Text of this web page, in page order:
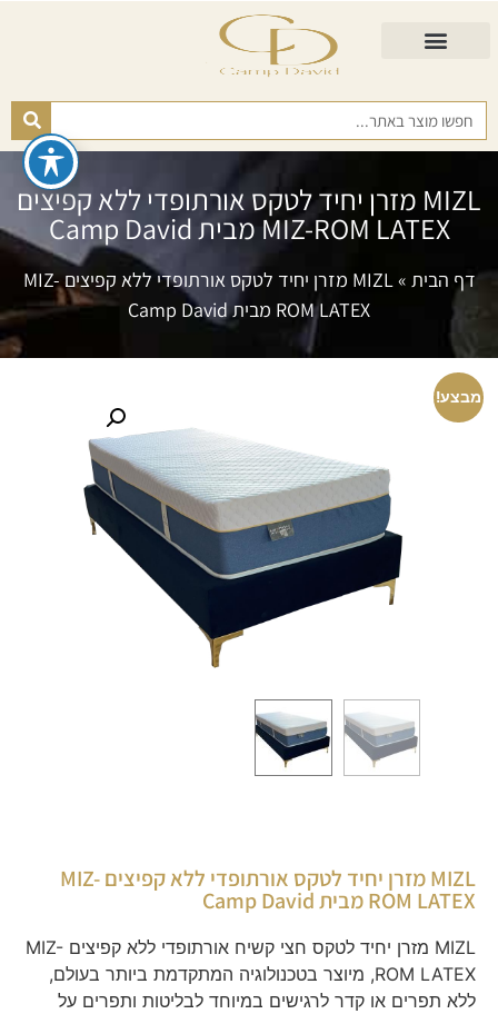
MIZL מזרן יחיד לטקס אורתופדי ללא קפיצים
MIZ-ROM LATEX מבית Camp David
דף הבית »
MIZL מזרן יחיד לטקס אורתופדי ללא קפיצים MIZ-
ROM LATEX מבית Camp David
מבצע!
MIZL מזרן יחיד לטקס אורתופדי ללא קפיצים MIZ-
ROM LATEX מבית Camp David
MIZL מזרן יחיד לטקס חצי קשיח אורתופדי ללא קפיצים MIZ-
ROM LATEX, מיוצר בטכנולוגיה המתקדמת ביותר בעולם,
ללא תפרים או קדר לרגישים במיוחד לבליטות ותפרים על